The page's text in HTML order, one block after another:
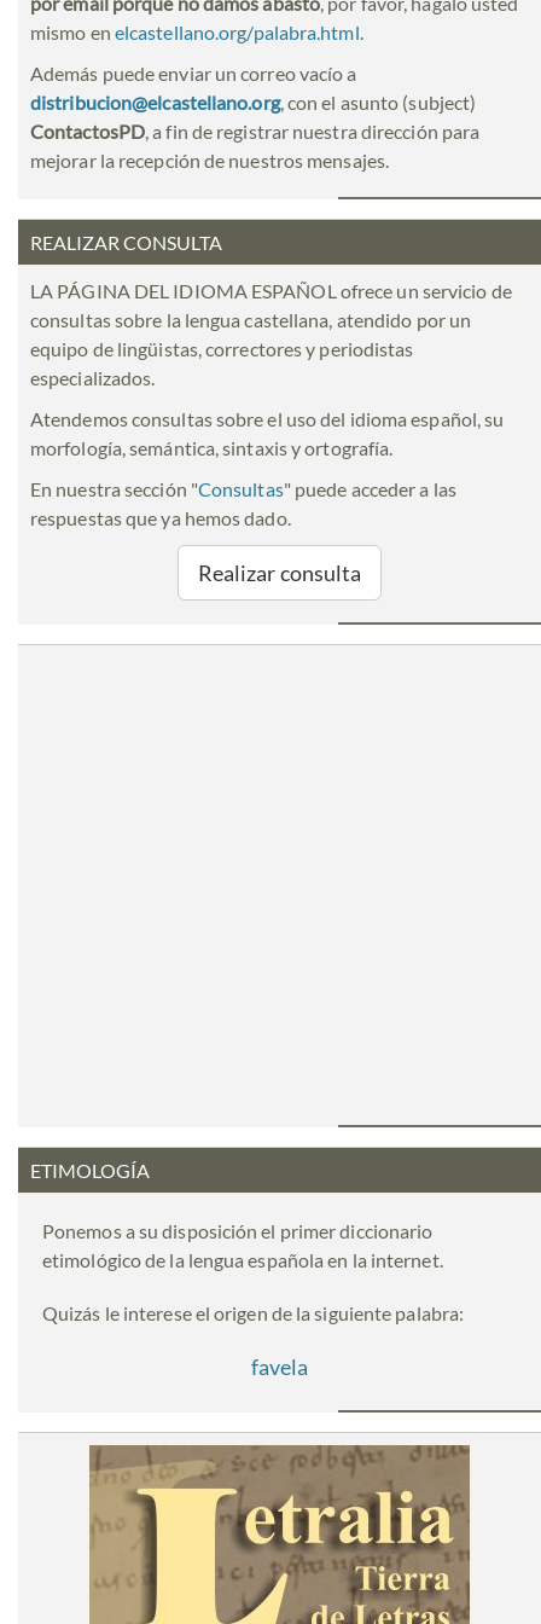
mismo en elcastellano.org/palabra.html.
Además puede enviar un correo vacío a
distribucion@elcastellano.org, con el asunto (subject)
ContactosPD, a fin de registrar nuestra dirección para
mejorar la recepción de nuestros mensajes.
REALIZAR CONSULTA
LA PÁGINA DEL IDIOMA ESPAÑOL ofrece un servicio de
consultas sobre la lengua castellana, atendido por un
equipo de lingüistas, correctores y periodistas
especializados.
Atendemos consultas sobre el uso del idioma español, su
morfología, semántica, sintaxis y ortografía.
En nuestra sección "Consultas" puede acceder a las
respuestas que ya hemos dado.
Realizar consulta
ETIMOLOGÍA
Ponemos a su disposición el primer diccionario
etimológico de la lengua española en la internet.
Quizás le interese el origen de la siguiente palabra:
favela